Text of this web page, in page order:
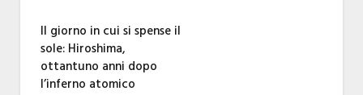
Il giorno in cui si spense il
sole: Hiroshima,
ottantuno anni dopo
l’inferno atomico